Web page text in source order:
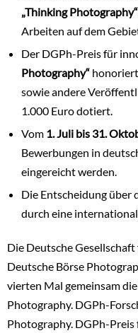
„Thinking Photography“
Arbeiten auf dem
Der DGPh-Preis für
Photography“
sowie andere
1.000 Euro dotiert.
Vom 1. Juli bis 31.
Bewerbungen in
eingereicht werden.
Die Entscheidung über
durch eine
Die Deutsche
Deutsche Börse
vierten Mal gemeinsam
Photography. DGPh-
Photography. DGPh-